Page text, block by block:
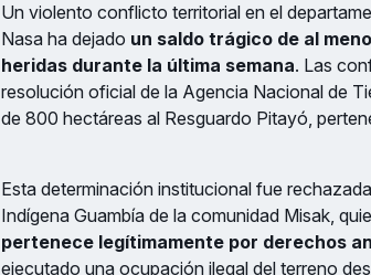
Un violento conflicto territorial en el
Nasa ha dejado un saldo trágico de al
heridas durante la última semana. Las
resolución oficial de la Agencia Nacional de
de 800 hectáreas al Resguardo Pitayó,
Esta determinación institucional fue
Indígena Guambía de la comunidad Misak,
pertenece legítimamente por derechos
ejecutado una ocupación ilegal del terreno